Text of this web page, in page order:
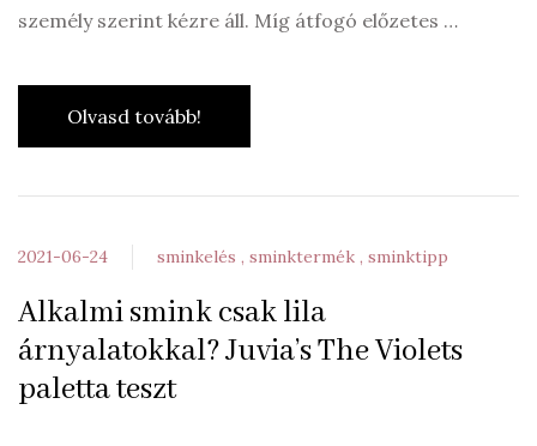
személy szerint kézre áll. Míg átfogó előzetes …
Olvasd tovább!
2021-06-24 sminkelés sminktermék sminktipp
Alkalmi smink csak lila
árnyalatokkal? Juvia’s The Violets
paletta teszt